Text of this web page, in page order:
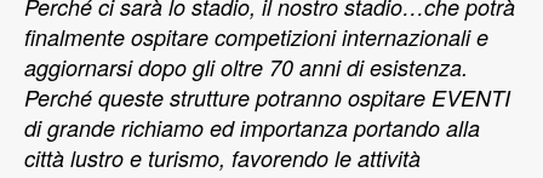
Perché ci sarà lo stadio, il nostro stadio…che potrà
finalmente ospitare competizioni internazionali e
aggiornarsi dopo gli oltre 70 anni di esistenza.
Perché queste strutture potranno ospitare EVENTI
di grande richiamo ed importanza portando alla
città lustro e turismo, favorendo le attività